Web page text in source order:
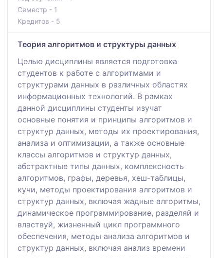
Семестр - 1
Кредитов - 5
Теория алгоритмов и структуры данных
Целью дисциплины является подготовка
студентов к работе с алгоритмами и
структурами данных в различных областях
информационных технологий. В рамках
данной дисциплины студенты изучат
основные понятия и принципы алгоритмов и
структур данных, методы их проектирования,
анализа и оптимизации, а также основные
классы алгоритмов и структур данных,
абстрактные типы данных, комплексность
алгоритмов, графы, деревья, хеш-таблицы,
кучи, методы проектирования алгоритмов и
структур данных, включая жадные алгоритмы,
динамическое программирование, разделяй и
властвуй, жизненный цикл программного
обеспечения, методы анализа алгоритмов и
структур данных, включая анализ времени